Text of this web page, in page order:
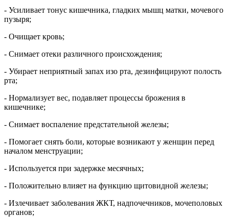
- Усиливает тонус кишечника, гладких мышц матки, мочевого
пузыря;
- Очищает кровь;
- Снимает отеки различного происхождения;
- Убирает неприятный запах изо рта, дезинфицируют полость
рта;
- Нормализует вес, подавляет процессы брожения в
кишечнике;
- Снимает воспаление предстательной железы;
- Помогает снять боли, которые возникают у женщин перед
началом менструации;
- Используется при задержке месячных;
- Положительно влияет на функцию щитовидной железы;
- Излечивает заболевания ЖКТ, надпочечников, мочеполовых
органов;